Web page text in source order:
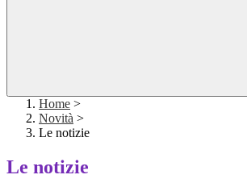
Home >
Novità >
Le notizie
Le notizie